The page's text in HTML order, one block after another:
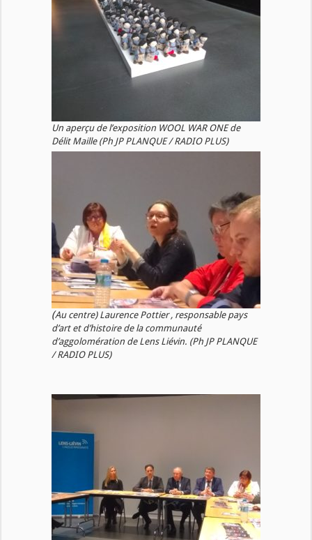
Un aperçu de l’exposition WOOL WAR ONE de
Délit Maille (Ph JP PLANQUE / RADIO PLUS)
(Au centre) Laurence Pottier , responsable pays
d’art et d’histoire de la communauté
d’aggolomération de Lens Liévin. (Ph JP PLANQUE
/ RADIO PLUS)